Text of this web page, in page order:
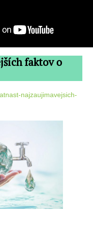
faktov o
najzaujimavejsich-